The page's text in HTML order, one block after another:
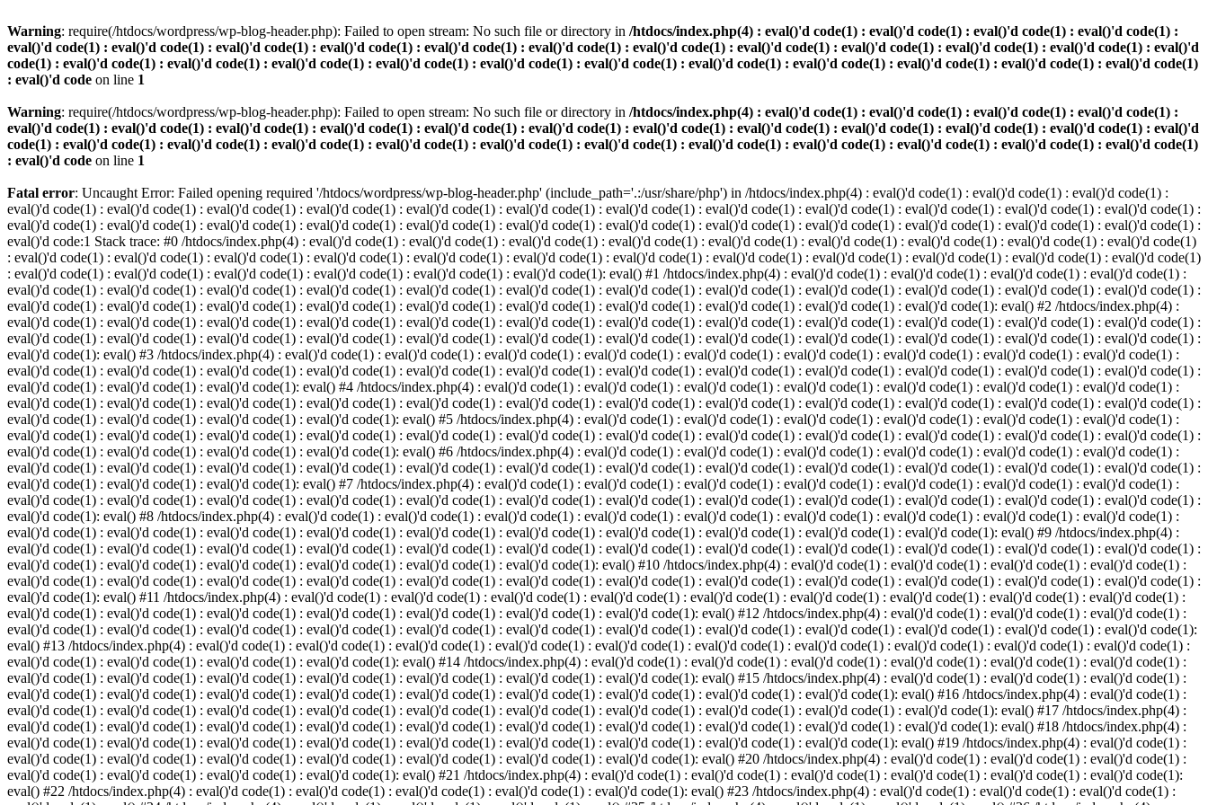
Warning: require(/htdocs/wordpress/wp-blog-header.php): Failed to open stream: No such file or directory in /htdocs/index.php(4) : eval()'d code(1) : eval()'d code(1) : eval()'d code(1) : eval()'d code(1) :
eval()'d code(1) : eval()'d code(1) : eval()'d code(1) : eval()'d code(1) : eval()'d code(1) : eval()'d code(1) : eval()'d code(1) : eval()'d code(1) : eval()'d code(1) : eval()'d code(1) : eval()'d code(1) : eval()'d
code(1) : eval()'d code(1) : eval()'d code(1) : eval()'d code(1) : eval()'d code(1) : eval()'d code(1) : eval()'d code(1) : eval()'d code(1) : eval()'d code(1) : eval()'d code(1) : eval()'d code(1) : eval()'d code(1)
: eval()'d code on line 1
Warning: require(/htdocs/wordpress/wp-blog-header.php): Failed to open stream: No such file or directory in /htdocs/index.php(4) : eval()'d code(1) : eval()'d code(1) : eval()'d code(1) : eval()'d code(1) :
eval()'d code(1) : eval()'d code(1) : eval()'d code(1) : eval()'d code(1) : eval()'d code(1) : eval()'d code(1) : eval()'d code(1) : eval()'d code(1) : eval()'d code(1) : eval()'d code(1) : eval()'d code(1) : eval()'d
code(1) : eval()'d code(1) : eval()'d code(1) : eval()'d code(1) : eval()'d code(1) : eval()'d code(1) : eval()'d code(1) : eval()'d code(1) : eval()'d code(1) : eval()'d code(1) : eval()'d code(1) : eval()'d code(1)
: eval()'d code on line 1
Fatal error: Uncaught Error: Failed opening required '/htdocs/wordpress/wp-blog-header.php' (include_path='.:/usr/share/php') in /htdocs/index.php(4) : eval()'d code(1) : eval()'d code(1) : eval()'d code(1) :
eval()'d code(1) : eval()'d code(1) : eval()'d code(1) : eval()'d code(1) : eval()'d code(1) : eval()'d code(1) : eval()'d code(1) : eval()'d code(1) : eval()'d code(1) : eval()'d code(1) : eval()'d code(1) : eval()'d code(1) :
eval()'d code(1) : eval()'d code(1) : eval()'d code(1) : eval()'d code(1) : eval()'d code(1) : eval()'d code(1) : eval()'d code(1) : eval()'d code(1) : eval()'d code(1) : eval()'d code(1) : eval()'d code(1) : eval()'d code(1) :
eval()'d code:1 Stack trace: #0 /htdocs/index.php(4) : eval()'d code(1) : eval()'d code(1) : eval()'d code(1) : eval()'d code(1) : eval()'d code(1) : eval()'d code(1) : eval()'d code(1) : eval()'d code(1) : eval()'d code(1)
: eval()'d code(1) : eval()'d code(1) : eval()'d code(1) : eval()'d code(1) : eval()'d code(1) : eval()'d code(1) : eval()'d code(1) : eval()'d code(1) : eval()'d code(1) : eval()'d code(1) : eval()'d code(1) : eval()'d code(1)
: eval()'d code(1) : eval()'d code(1) : eval()'d code(1) : eval()'d code(1) : eval()'d code(1) : eval()'d code(1): eval() #1 /htdocs/index.php(4) : eval()'d code(1) : eval()'d code(1) : eval()'d code(1) : eval()'d code(1) :
eval()'d code(1) : eval()'d code(1) : eval()'d code(1) : eval()'d code(1) : eval()'d code(1) : eval()'d code(1) : eval()'d code(1) : eval()'d code(1) : eval()'d code(1) : eval()'d code(1) : eval()'d code(1) : eval()'d code(1) :
eval()'d code(1) : eval()'d code(1) : eval()'d code(1) : eval()'d code(1) : eval()'d code(1) : eval()'d code(1) : eval()'d code(1) : eval()'d code(1) : eval()'d code(1) : eval()'d code(1): eval() #2 /htdocs/index.php(4) :
eval()'d code(1) : eval()'d code(1) : eval()'d code(1) : eval()'d code(1) : eval()'d code(1) : eval()'d code(1) : eval()'d code(1) : eval()'d code(1) : eval()'d code(1) : eval()'d code(1) : eval()'d code(1) : eval()'d code(1) :
eval()'d code(1) : eval()'d code(1) : eval()'d code(1) : eval()'d code(1) : eval()'d code(1) : eval()'d code(1) : eval()'d code(1) : eval()'d code(1) : eval()'d code(1) : eval()'d code(1) : eval()'d code(1) : eval()'d code(1) :
eval()'d code(1): eval() #3 /htdocs/index.php(4) : eval()'d code(1) : eval()'d code(1) : eval()'d code(1) : eval()'d code(1) : eval()'d code(1) : eval()'d code(1) : eval()'d code(1) : eval()'d code(1) : eval()'d code(1) :
eval()'d code(1) : eval()'d code(1) : eval()'d code(1) : eval()'d code(1) : eval()'d code(1) : eval()'d code(1) : eval()'d code(1) : eval()'d code(1) : eval()'d code(1) : eval()'d code(1) : eval()'d code(1) : eval()'d code(1) :
eval()'d code(1) : eval()'d code(1) : eval()'d code(1): eval() #4 /htdocs/index.php(4) : eval()'d code(1) : eval()'d code(1) : eval()'d code(1) : eval()'d code(1) : eval()'d code(1) : eval()'d code(1) : eval()'d code(1) :
eval()'d code(1) : eval()'d code(1) : eval()'d code(1) : eval()'d code(1) : eval()'d code(1) : eval()'d code(1) : eval()'d code(1) : eval()'d code(1) : eval()'d code(1) : eval()'d code(1) : eval()'d code(1) : eval()'d code(1) :
eval()'d code(1) : eval()'d code(1) : eval()'d code(1) : eval()'d code(1): eval() #5 /htdocs/index.php(4) : eval()'d code(1) : eval()'d code(1) : eval()'d code(1) : eval()'d code(1) : eval()'d code(1) : eval()'d code(1) :
eval()'d code(1) : eval()'d code(1) : eval()'d code(1) : eval()'d code(1) : eval()'d code(1) : eval()'d code(1) : eval()'d code(1) : eval()'d code(1) : eval()'d code(1) : eval()'d code(1) : eval()'d code(1) : eval()'d code(1) :
eval()'d code(1) : eval()'d code(1) : eval()'d code(1) : eval()'d code(1): eval() #6 /htdocs/index.php(4) : eval()'d code(1) : eval()'d code(1) : eval()'d code(1) : eval()'d code(1) : eval()'d code(1) : eval()'d code(1) :
eval()'d code(1) : eval()'d code(1) : eval()'d code(1) : eval()'d code(1) : eval()'d code(1) : eval()'d code(1) : eval()'d code(1) : eval()'d code(1) : eval()'d code(1) : eval()'d code(1) : eval()'d code(1) : eval()'d code(1) :
eval()'d code(1) : eval()'d code(1) : eval()'d code(1): eval() #7 /htdocs/index.php(4) : eval()'d code(1) : eval()'d code(1) : eval()'d code(1) : eval()'d code(1) : eval()'d code(1) : eval()'d code(1) : eval()'d code(1) :
eval()'d code(1) : eval()'d code(1) : eval()'d code(1) : eval()'d code(1) : eval()'d code(1) : eval()'d code(1) : eval()'d code(1) : eval()'d code(1) : eval()'d code(1) : eval()'d code(1) : eval()'d code(1) : eval()'d code(1) :
eval()'d code(1): eval() #8 /htdocs/index.php(4) : eval()'d code(1) : eval()'d code(1) : eval()'d code(1) : eval()'d code(1) : eval()'d code(1) : eval()'d code(1) : eval()'d code(1) : eval()'d code(1) : eval()'d code(1) :
eval()'d code(1) : eval()'d code(1) : eval()'d code(1) : eval()'d code(1) : eval()'d code(1) : eval()'d code(1) : eval()'d code(1) : eval()'d code(1) : eval()'d code(1) : eval()'d code(1): eval() #9 /htdocs/index.php(4) :
eval()'d code(1) : eval()'d code(1) : eval()'d code(1) : eval()'d code(1) : eval()'d code(1) : eval()'d code(1) : eval()'d code(1) : eval()'d code(1) : eval()'d code(1) : eval()'d code(1) : eval()'d code(1) : eval()'d code(1) :
eval()'d code(1) : eval()'d code(1) : eval()'d code(1) : eval()'d code(1) : eval()'d code(1) : eval()'d code(1): eval() #10 /htdocs/index.php(4) : eval()'d code(1) : eval()'d code(1) : eval()'d code(1) : eval()'d code(1) :
eval()'d code(1) : eval()'d code(1) : eval()'d code(1) : eval()'d code(1) : eval()'d code(1) : eval()'d code(1) : eval()'d code(1) : eval()'d code(1) : eval()'d code(1) : eval()'d code(1) : eval()'d code(1) : eval()'d code(1) :
eval()'d code(1): eval() #11 /htdocs/index.php(4) : eval()'d code(1) : eval()'d code(1) : eval()'d code(1) : eval()'d code(1) : eval()'d code(1) : eval()'d code(1) : eval()'d code(1) : eval()'d code(1) : eval()'d code(1) :
eval()'d code(1) : eval()'d code(1) : eval()'d code(1) : eval()'d code(1) : eval()'d code(1) : eval()'d code(1) : eval()'d code(1): eval() #12 /htdocs/index.php(4) : eval()'d code(1) : eval()'d code(1) : eval()'d code(1) :
eval()'d code(1) : eval()'d code(1) : eval()'d code(1) : eval()'d code(1) : eval()'d code(1) : eval()'d code(1) : eval()'d code(1) : eval()'d code(1) : eval()'d code(1) : eval()'d code(1) : eval()'d code(1) : eval()'d code(1):
eval() #13 /htdocs/index.php(4) : eval()'d code(1) : eval()'d code(1) : eval()'d code(1) : eval()'d code(1) : eval()'d code(1) : eval()'d code(1) : eval()'d code(1) : eval()'d code(1) : eval()'d code(1) : eval()'d code(1) :
eval()'d code(1) : eval()'d code(1) : eval()'d code(1) : eval()'d code(1): eval() #14 /htdocs/index.php(4) : eval()'d code(1) : eval()'d code(1) : eval()'d code(1) : eval()'d code(1) : eval()'d code(1) : eval()'d code(1) :
eval()'d code(1) : eval()'d code(1) : eval()'d code(1) : eval()'d code(1) : eval()'d code(1) : eval()'d code(1) : eval()'d code(1): eval() #15 /htdocs/index.php(4) : eval()'d code(1) : eval()'d code(1) : eval()'d code(1) :
eval()'d code(1) : eval()'d code(1) : eval()'d code(1) : eval()'d code(1) : eval()'d code(1) : eval()'d code(1) : eval()'d code(1) : eval()'d code(1) : eval()'d code(1): eval() #16 /htdocs/index.php(4) : eval()'d code(1) :
eval()'d code(1) : eval()'d code(1) : eval()'d code(1) : eval()'d code(1) : eval()'d code(1) : eval()'d code(1) : eval()'d code(1) : eval()'d code(1) : eval()'d code(1) : eval()'d code(1): eval() #17 /htdocs/index.php(4) :
eval()'d code(1) : eval()'d code(1) : eval()'d code(1) : eval()'d code(1) : eval()'d code(1) : eval()'d code(1) : eval()'d code(1) : eval()'d code(1) : eval()'d code(1) : eval()'d code(1): eval() #18 /htdocs/index.php(4) :
eval()'d code(1) : eval()'d code(1) : eval()'d code(1) : eval()'d code(1) : eval()'d code(1) : eval()'d code(1) : eval()'d code(1) : eval()'d code(1) : eval()'d code(1): eval() #19 /htdocs/index.php(4) : eval()'d code(1) :
eval()'d code(1) : eval()'d code(1) : eval()'d code(1) : eval()'d code(1) : eval()'d code(1) : eval()'d code(1) : eval()'d code(1): eval() #20 /htdocs/index.php(4) : eval()'d code(1) : eval()'d code(1) : eval()'d code(1) :
eval()'d code(1) : eval()'d code(1) : eval()'d code(1) : eval()'d code(1): eval() #21 /htdocs/index.php(4) : eval()'d code(1) : eval()'d code(1) : eval()'d code(1) : eval()'d code(1) : eval()'d code(1) : eval()'d code(1):
eval() #22 /htdocs/index.php(4) : eval()'d code(1) : eval()'d code(1) : eval()'d code(1) : eval()'d code(1) : eval()'d code(1): eval() #23 /htdocs/index.php(4) : eval()'d code(1) : eval()'d code(1) : eval()'d code(1) :